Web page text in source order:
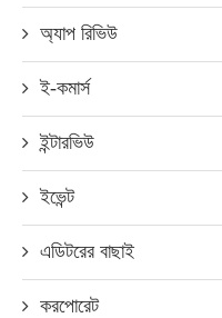
অ্যাপ রিভিউ
ই-কমার্স
ইন্টারভিউ
ইভেন্ট
এডিটরের বাছাই
করপোরেট